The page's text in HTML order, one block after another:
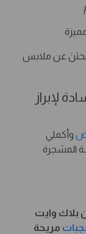
ليناسب من يبحثنَ عن ملابس
لإبراز
وأكملي
المشجرة
من بلاك وايت
مريحة